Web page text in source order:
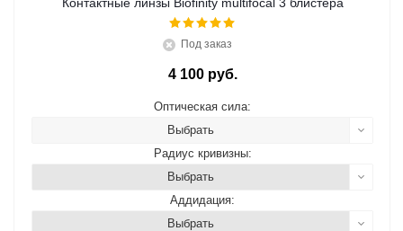
Под заказ
4 100 руб.
Оптическая сила:
Выбрать
Радиус кривизны:
Выбрать
Аддидация:
Выбрать